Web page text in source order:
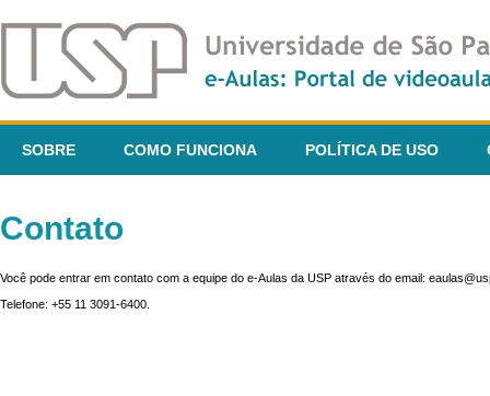
SOBRE COMO FUNCIONA POLÍTICA DE USO
Contato
Você pode entrar em contato com a equipe do e-Aulas da USP através do email:
Telefone: +55 11 3091-6400.